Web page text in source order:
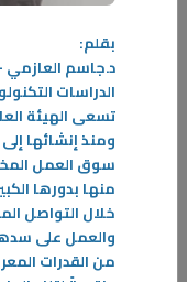
دليل المستثمر المبتدئ
كل منا يتمنى الضمان
المخاطر، ولكن غياب الفهم
بقلم:
د.جاسم
الدراسات
تسعى الهيئة
ومنذ إنشائها
سوق العمل
منها بدورها
خلال التواصل
والعمل على
من القدرات